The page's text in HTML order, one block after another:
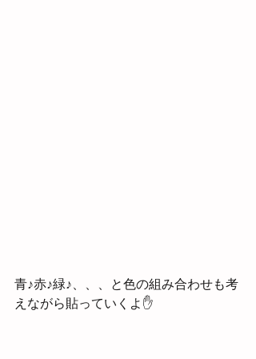
青♪赤♪緑♪、、、と色の組み合わせも考
えながら貼っていくよ✋